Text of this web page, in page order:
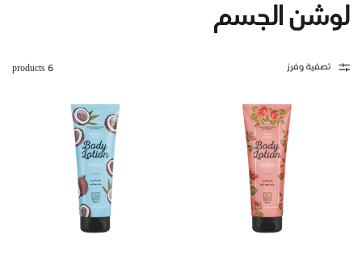
لوشن الجسم
تصفية وفرز 6 products
بزيت جوز الهند
سلة التسوق
LE 160.00
إضافة إلى سلة التسوق